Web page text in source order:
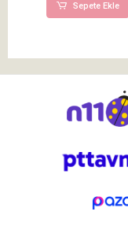
Sepete Ekle